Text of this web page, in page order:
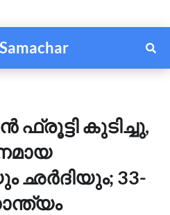
ഫ്രൂട്ടി കുടിച്ചു,
ഛർദിയും; 33-